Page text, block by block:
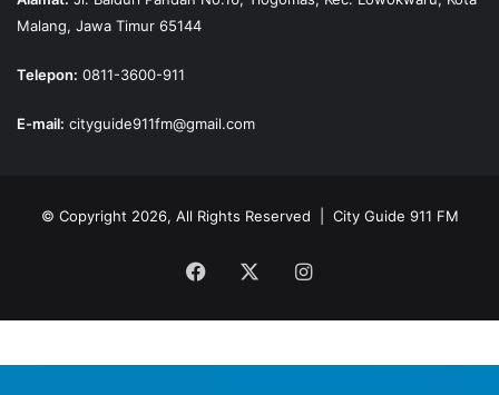
Malang, Jawa Timur 65144
Telepon: 0811-3600-911
E-mail: cityguide911fm@gmail.com
© Copyright 2026, All Rights Reserved | City Guide 911 FM
Facebook Instagram